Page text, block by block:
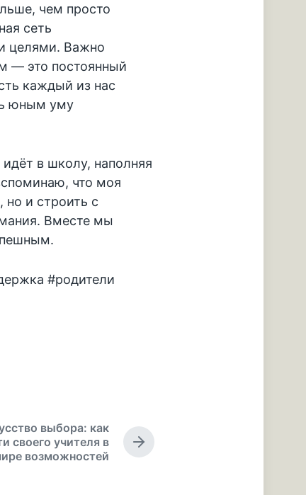
чем просто
сеть
целями. Важно
— это постоянный
каждый из нас
юным уму
в школу, наполняя
что моя
но и строить с
Вместе мы
#родители
С
л
выбора: как
своего учителя в
возможностей